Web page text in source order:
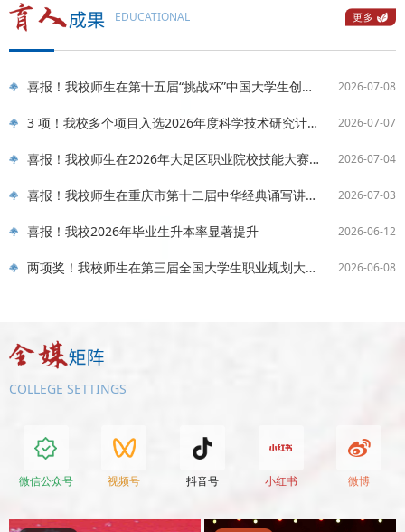
红魂铸志 绿梦启航——我校举行2026届毕业典礼暨表彰..
2026-06-24
EDUCATIONAL 更多
喜报！我校师生在第十五届“挑战杯”中国大学生创业.. 2026-07-08
3 项！我校多个项目入选2026年度科学技术研究计划项.. 2026-07-07
喜报！我校师生在2026年大足区职业院校技能大赛中斩.. 2026-07-04
喜报！我校师生在重庆市第十二届中华经典诵写讲大赛.. 2026-07-03
喜报！我校2026年毕业生升本率显著提升 2026-06-12
两项奖！我校师生在第三届全国大学生职业规划大赛（.. 2026-06-08
COLLEGE SETTINGS
微信公众号 视频号 抖音号 小红书 微博